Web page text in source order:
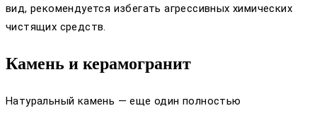
вид, рекомендуется избегать агрессивных химических
чистящих средств.
Камень и керамогранит
Натуральный камень — еще один полностью